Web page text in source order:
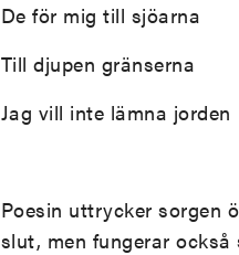
De för mig till sjöarna
Till djupen gränserna
Jag vill inte lämna jorden
Poesin uttrycker sorgen
slut, men fungerar